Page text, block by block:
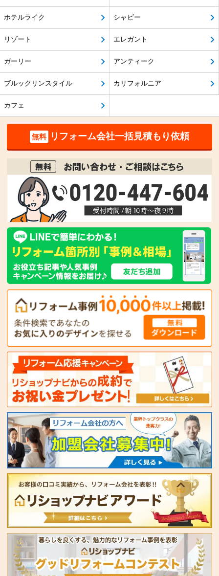
ホテルライク シャビー
リゾート エレガント
ガーリー アンティーク
ブルックリンスタイル カリフォルニア
カフェ
無料 リフォーム会社一括見積もり依頼